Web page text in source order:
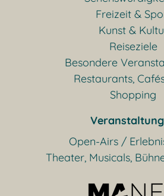
Freizeit &
Kunst &
Reiseziele
Besondere
Restaurants,
Shopping
Open-Airs /
Theater, Musicals,